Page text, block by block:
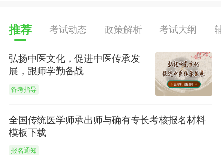
推荐 考试动态 政策解析 考试大纲
弘扬中医文化，促进中医传承发
展，跟师学勤备战
备考指导
全国传统医学师承出师与确有专长考核报名材料
模板下载
报名通知